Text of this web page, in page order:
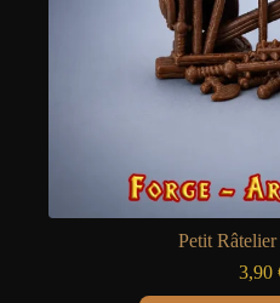
Petit
3,90